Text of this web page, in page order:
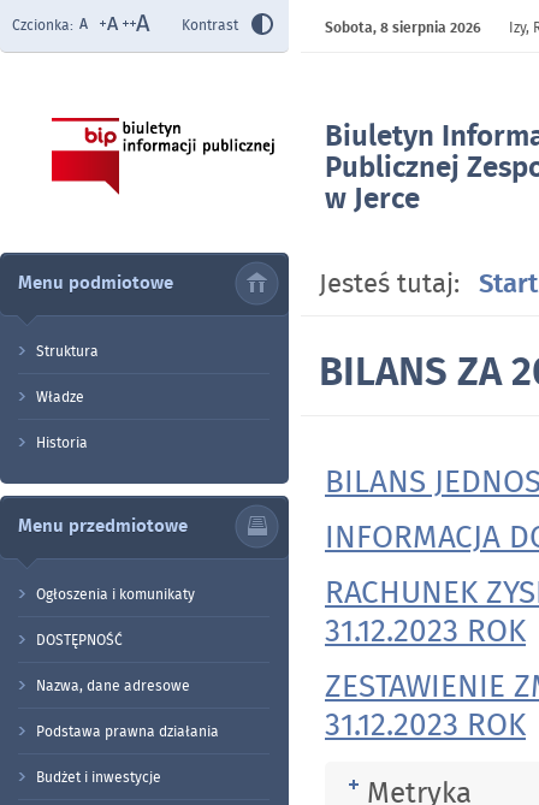
Biuletyn
Publicznej
w Jerce
Czcionka: Kontrast Sobota,8 sierpnia 2026 Izy,
Menu podmiotowe
Struktura
Władze
Historia
Menu przedmiotowe
Ogłoszenia i komunikaty
DOSTĘPNOŚĆ
Nazwa, dane adresowe
Podstawa prawna działania
Budżet i inwestycje
Jesteś tutaj: Start
BILANS ZA
BILANS
INFORMACJA
RACHUNEK
31.12.2023 ROK
ZESTAWIENIE
31.12.2023 ROK
Rozwiń
Metryka